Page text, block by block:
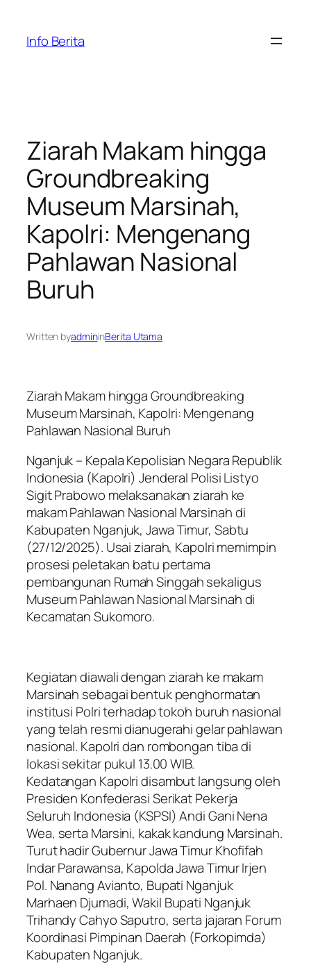
content
Info Berita
Ziarah Makam hingga
Groundbreaking
Museum Marsinah,
Kapolri: Mengenang
Pahlawan Nasional
Buruh
Written byadmininBerita Utama
Ziarah Makam hingga Groundbreaking
Museum Marsinah, Kapolri: Mengenang
Pahlawan Nasional Buruh
Nganjuk – Kepala Kepolisian Negara Republik
Indonesia (Kapolri) Jenderal Polisi Listyo
Sigit Prabowo melaksanakan ziarah ke
makam Pahlawan Nasional Marsinah di
Kabupaten Nganjuk, Jawa Timur, Sabtu
(27/12/2025). Usai ziarah, Kapolri memimpin
prosesi peletakan batu pertama
pembangunan Rumah Singgah sekaligus
Museum Pahlawan Nasional Marsinah di
Kecamatan Sukomoro.
Kegiatan diawali dengan ziarah ke makam
Marsinah sebagai bentuk penghormatan
institusi Polri terhadap tokoh buruh nasional
yang telah resmi dianugerahi gelar pahlawan
nasional. Kapolri dan rombongan tiba di
lokasi sekitar pukul 13.00 WIB.
Kedatangan Kapolri disambut langsung oleh
Presiden Konfederasi Serikat Pekerja
Seluruh Indonesia (KSPSI) Andi Gani Nena
Wea, serta Marsini, kakak kandung Marsinah.
Turut hadir Gubernur Jawa Timur Khofifah
Indar Parawansa, Kapolda Jawa Timur Irjen
Pol. Nanang Avianto, Bupati Nganjuk
Marhaen Djumadi, Wakil Bupati Nganjuk
Trihandy Cahyo Saputro, serta jajaran Forum
Koordinasi Pimpinan Daerah (Forkopimda)
Kabupaten Nganjuk.